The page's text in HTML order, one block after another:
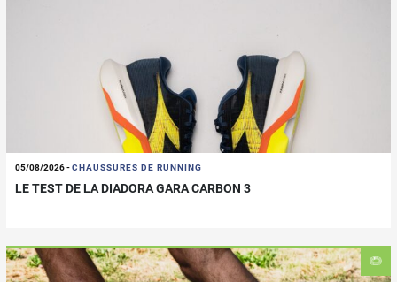
05/08/2026-CHAUSSURES DE RUNNING
LE TEST DE LA DIADORA GARA CARBON 3